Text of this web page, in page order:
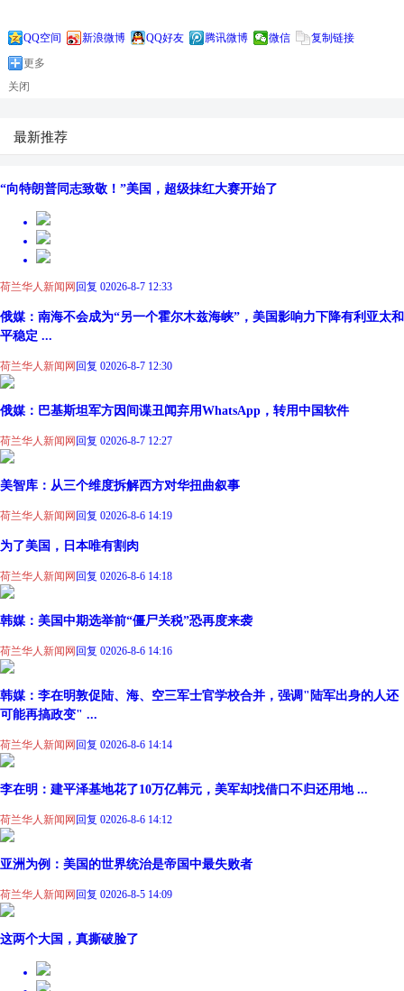
QQ空间 新浪微博 QQ好友 腾讯微博 微信
复制链接
更多
关闭
最新推荐
“向特朗普同志致敬！”美国，超级抹红大赛开始了
荷兰华人新闻网回复 02026-8-7 12:33
俄媒：南海不会成为“另一个霍尔木兹海峡”，美国影响力下降有利亚太和
平稳定 ...
荷兰华人新闻网回复 02026-8-7 12:30
俄媒：巴基斯坦军方因间谍丑闻弃用WhatsApp，转用中国软件
荷兰华人新闻网 回复 02026-8-7 12:27
美智库：从三个维度拆解西方对华扭曲叙事
荷兰华人新闻网 回复 02026-8-6 14:19
为了美国，日本唯有割肉
荷兰华人新闻网 回复 02026-8-6 14:18
韩媒：美国中期选举前“僵尸关税”恐再度来袭
荷兰华人新闻网 回复 02026-8-6 14:16
韩媒：李在明敦促陆、海、空三军士官学校合并，强调"陆军出身的人还
可能再搞政变" ...
荷兰华人新闻网 回复 02026-8-6 14:14
李在明：建平泽基地花了10万亿韩元，美军却找借口不归还用地 ...
荷兰华人新闻网 回复 02026-8-6 14:12
亚洲为例：美国的世界统治是帝国中最失败者
荷兰华人新闻网 回复 02026-8-5 14:09
这两个大国，真撕破脸了